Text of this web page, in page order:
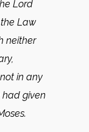
Lord
Law
neither
in any
had given